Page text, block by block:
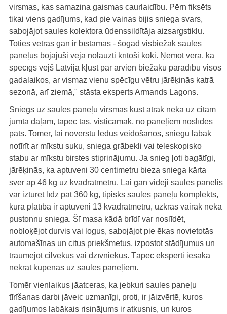
virsmas, kas samazina gaismas caurlaidību. Pērn fiksēts
tikai viens gadījums, kad pie vainas bijis sniega svars,
sabojājot saules kolektora ūdenssildītāja aizsargstiklu.
Toties vētras gan ir bīstamas - šogad visbiežāk saules
paneļus bojājuši vēja nolauzti krītoši koki. Ņemot vērā, ka
spēcīgs vējš Latvijā kļūst par arvien biežāku parādību visos
gadalaikos, ar vismaz vienu spēcīgu vētru jārēķinās katrā
sezonā, arī ziemā," stāsta eksperts Armands Lagons.
Sniegs uz saules paneļu virsmas kūst ātrāk nekā uz citām
jumta daļām, tāpēc tas, visticamāk, no paneļiem noslīdēs
pats. Tomēr, lai novērstu ledus veidošanos, sniegu labāk
notīrīt ar mīkstu suku, sniega grābekli vai teleskopisko
stabu ar mīkstu birstes stiprinājumu. Ja snieg ļoti bagātīgi,
jārēķinās, ka aptuveni 30 centimetru bieza sniega kārta
sver ap 46 kg uz kvadrātmetru. Lai gan vidēji saules panelis
var izturēt līdz pat 360 kg, tipisks saules paneļu komplekts,
kura platība ir aptuveni 13 kvadrātmetru, uzkrās vairāk nekā
pustonnu sniega. Šī masa kādā brīdī var noslīdēt,
nobloķējot durvis vai logus, sabojājot pie ēkas novietotās
automašīnas un citus priekšmetus, izpostot stādījumus un
traumējot cilvēkus vai dzīvniekus. Tāpēc eksperti iesaka
nekrāt kupenas uz saules paneļiem.
Tomēr vienlaikus jāatceras, ka jebkuri saules paneļu
tīrīšanas darbi jāveic uzmanīgi, proti, ir jāizvērtē, kuros
gadījumos labākais risinājums ir atkusnis, un kuros